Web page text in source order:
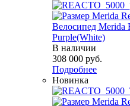
Велосипед Merida
Purple(White)
В наличии
308 000 руб.
Подробнее
Новинка